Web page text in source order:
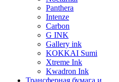
Panthera
Intenze
Carbon
G INK
Gallery ink
KOKKAI Sumi
Xtreme Ink
Kwadron Ink
Трансферная бумага и